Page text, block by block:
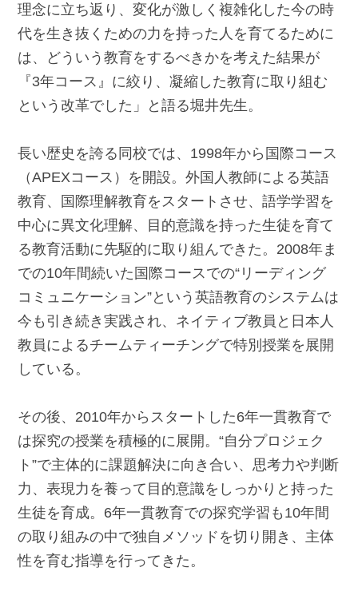
理念に立ち返り、変化が激しく複雑化した今の時
代を生き抜くための力を持った人を育てるために
は、どういう教育をするべきかを考えた結果が
『3年コース』に絞り、凝縮した教育に取り組む
という改革でした」と語る堀井先生。
長い歴史を誇る同校では、1998年から国際コース
（APEXコース）を開設。外国人教師による英語
教育、国際理解教育をスタートさせ、語学学習を
中心に異文化理解、目的意識を持った生徒を育て
る教育活動に先駆的に取り組んできた。2008年ま
での10年間続いた国際コースでの“リーディング
コミュニケーション”という英語教育のシステムは
今も引き続き実践され、ネイティブ教員と日本人
教員によるチームティーチングで特別授業を展開
している。
その後、2010年からスタートした6年一貫教育で
は探究の授業を積極的に展開。“自分プロジェク
ト”で主体的に課題解決に向き合い、思考力や判断
力、表現力を養って目的意識をしっかりと持った
生徒を育成。6年一貫教育での探究学習も10年間
の取り組みの中で独自メソッドを切り開き、主体
性を育む指導を行ってきた。